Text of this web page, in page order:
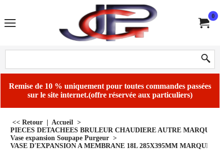
0
Remise de 10 % uniquement pour toutes commandes passées
sur le site internet.(offre réservée aux particuliers)
<< Retour Accueil >
PIECES DETACHEES BRULEUR CHAUDIERE AUTRE MARQUE
Vase expansion Soupape Purgeur >
VASE D'EXPANSION A MEMBRANE 18L 285X395MM MARQUE